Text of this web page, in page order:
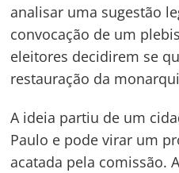
analisar uma sugestão
convocação de um
eleitores decidirem se
restauração da
A ideia partiu de um
Paulo e pode virar um
acatada pela comissão.